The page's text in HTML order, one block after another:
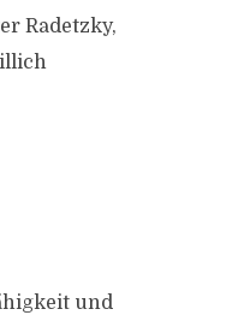
Radetzky,
und